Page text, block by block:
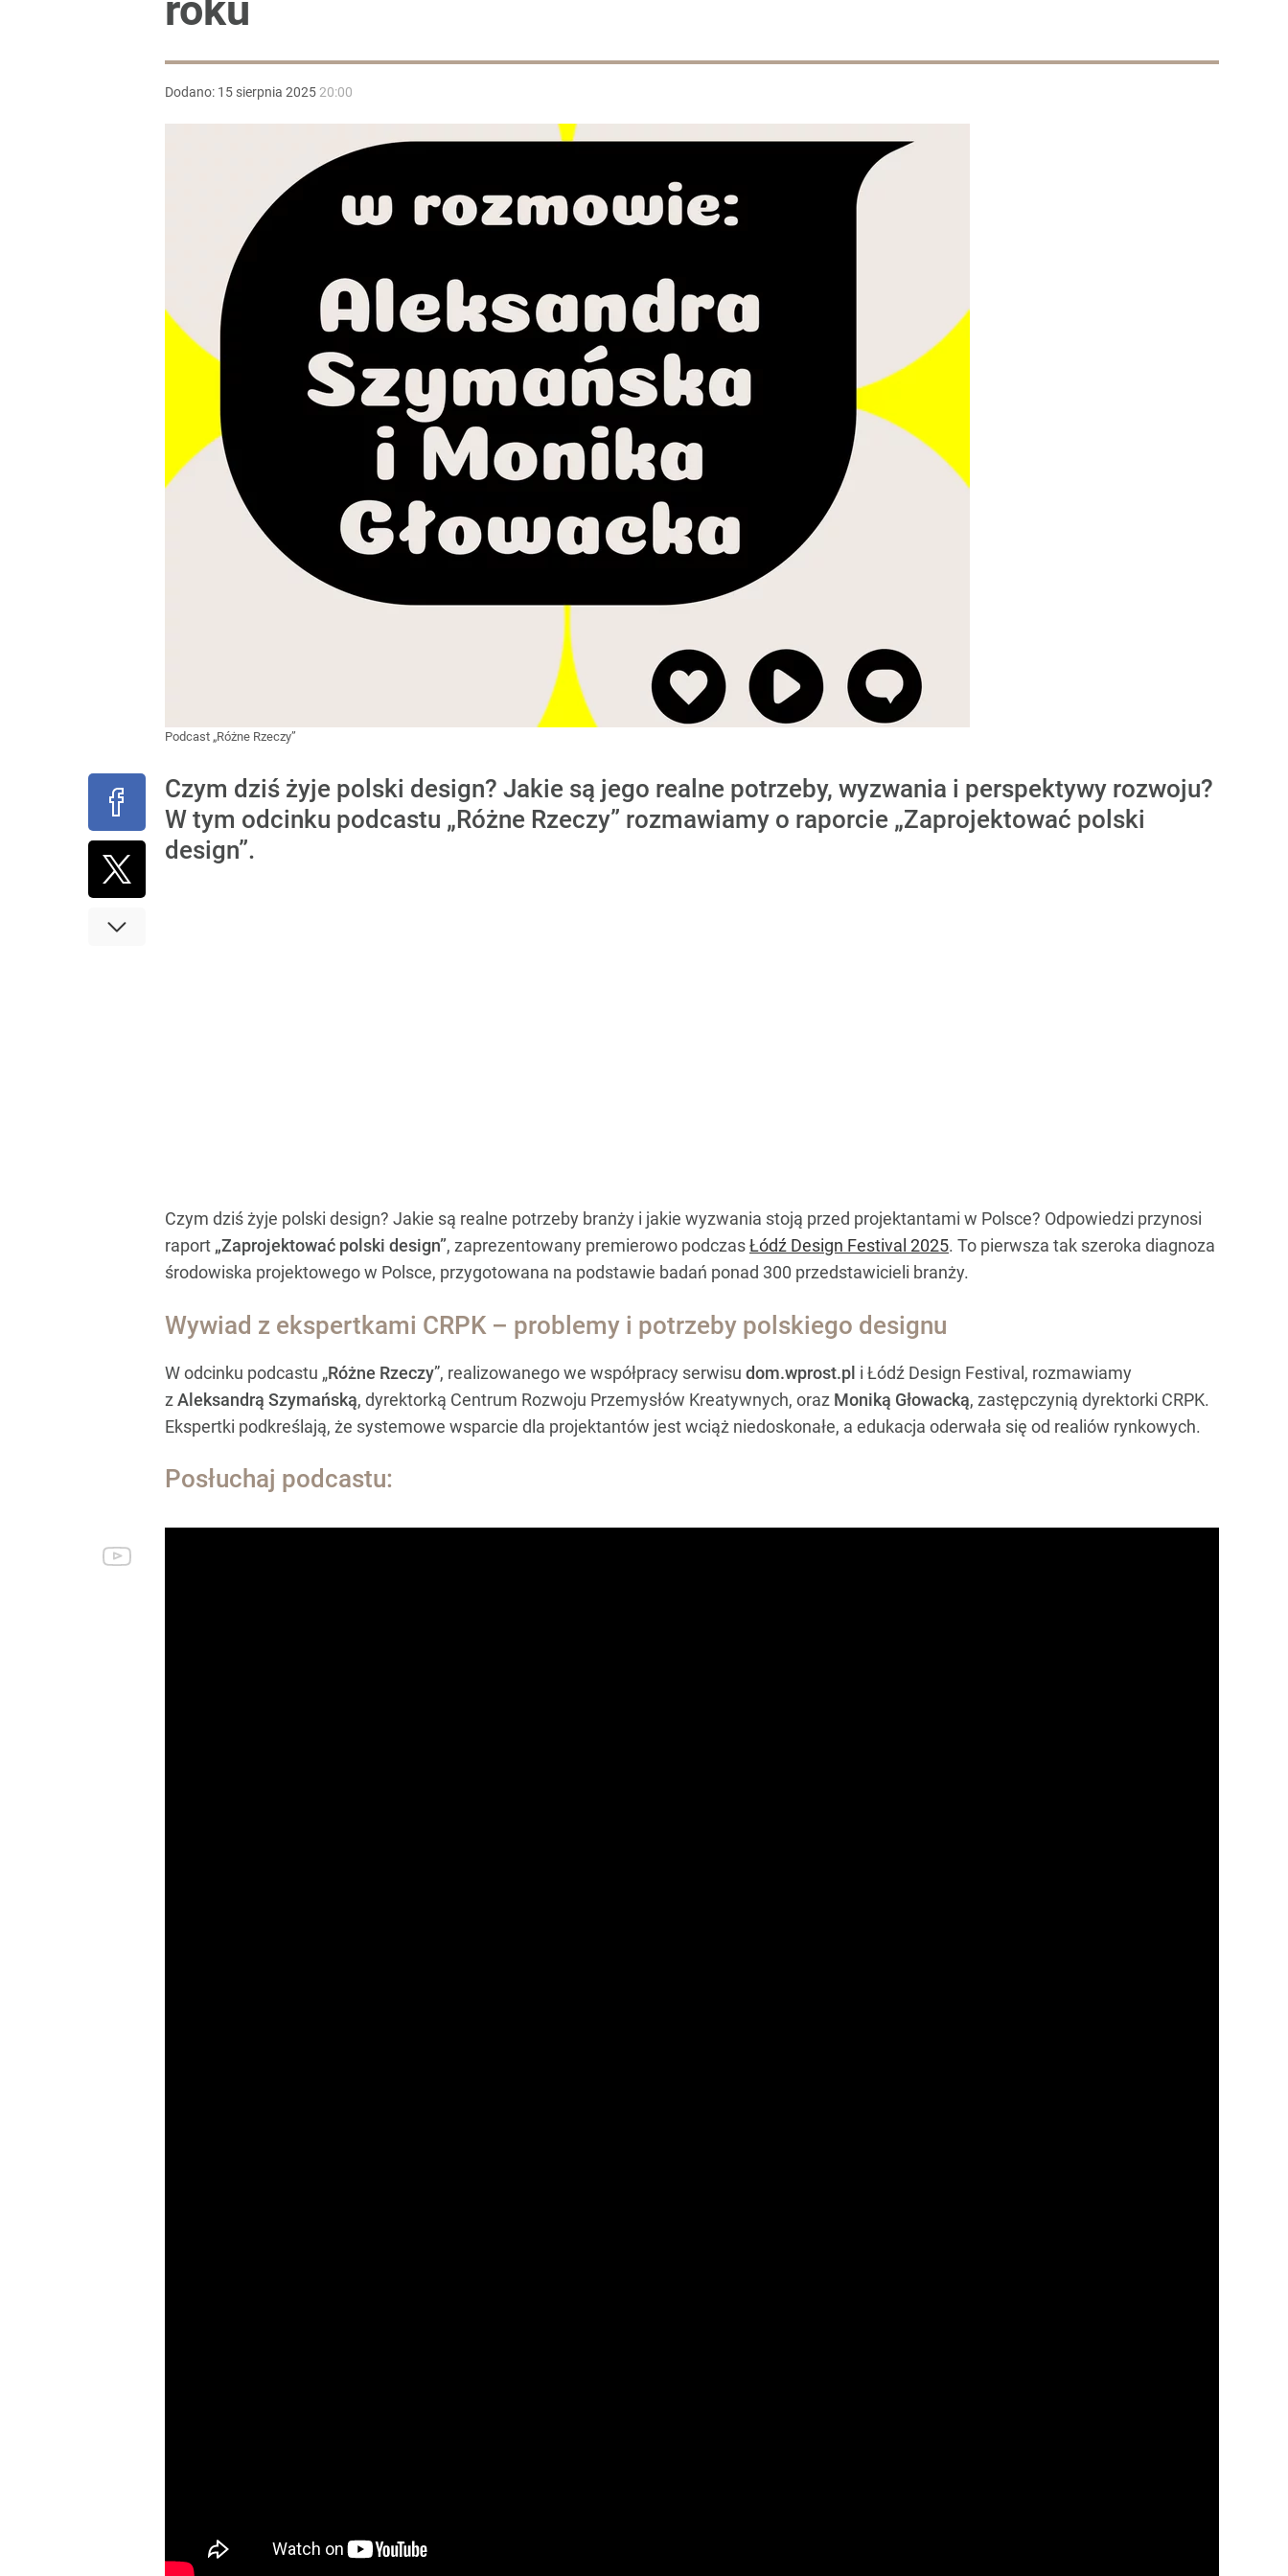
Dodano: 15 sierpnia 2025 20:00
Podcast „Różne Rzeczy”
Czym dziś żyje polski design? Jakie są jego realne potrzeby, wyzwania i perspektywy rozwoju?
W tym odcinku podcastu „Różne Rzeczy” rozmawiamy o raporcie „Zaprojektować polski
design”.
Czym dziś żyje polski design? Jakie są realne potrzeby branży i jakie wyzwania stoją przed projektantami w Polsce? Odpowiedzi przynosi
raport „Zaprojektować polski design”, zaprezentowany premierowo podczasŁódź Design Festival 2025. To pierwsza tak szeroka diagnoza
środowiska projektowego w Polsce, przygotowana na podstawie badań ponad 300 przedstawicieli branży.
Wywiad z ekspertkami CRPK – problemy i potrzeby polskiego designu
W odcinku podcastu „Różne Rzeczy”, realizowanego we współpracy serwisu dom.wprost.pl i Łódź Design Festival, rozmawiamy
z Aleksandrą Szymańską, dyrektorką Centrum Rozwoju Przemysłów Kreatywnych, oraz Moniką Głowacką, zastępczynią dyrektorki CRPK.
Ekspertki podkreślają, że systemowe wsparcie dla projektantów jest wciąż niedoskonałe, a edukacja oderwała się od realiów rynkowych.
Posłuchaj podcastu: